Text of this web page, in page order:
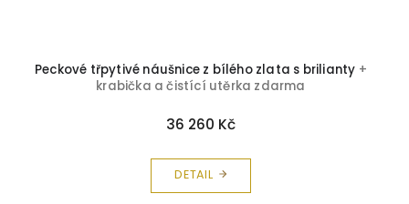
Peckové třpytivé náušnice z bílého zlata s brilianty +
krabička a čistící utěrka zdarma
36 260 Kč
DETAIL